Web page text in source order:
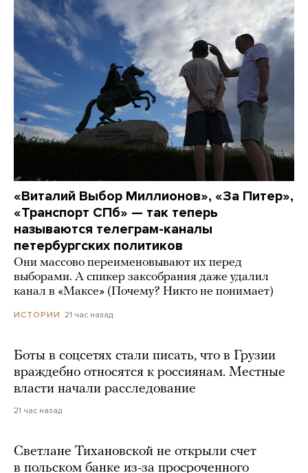
«Виталий Выбор Миллионов», «За Питер»,
«Транспорт СПб» — так теперь
называются телеграм-каналы
петербургских политиков
Они массово переименовывают их перед
выборами. А спикер заксобрания даже удалил
канал в «Максе» (Почему? Никто не понимает)
ИСТОРИИ 21 час назад
Боты в соцсетях стали писать, что в Грузии
враждебно относятся к россиянам. Местные
власти начали расследование
21 час назад
Светлане Тихановской не открыли счет
в польском банке из-за просроченного